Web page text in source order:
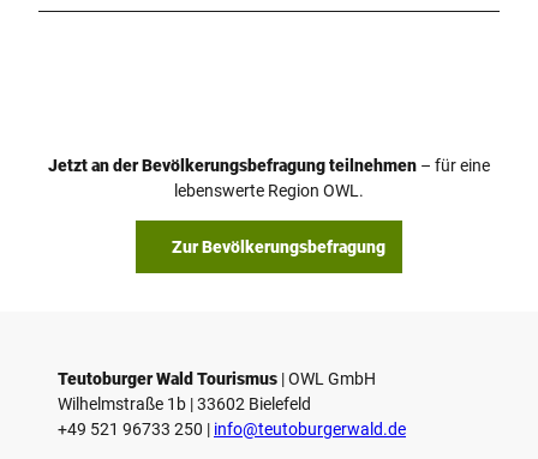
Jetzt an der Bevölkerungsbefragung teilnehmen– für eine
lebenswerte Region OWL.
Zur Bevölkerungsbefragung
Teutoburger Wald Tourismus | ­OWL GmbH
Wilhelmstraße 1b | ­33602 Bielefeld
+49 521 96733 250 | ­info@teutoburgerwald.de